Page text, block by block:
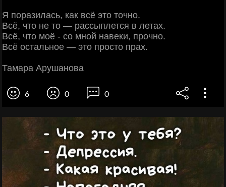
Я поразилась, как всё это точно.
Всё, что не то — рассыплется в летах.
Всё, что моё - со мной навеки, прочно.
Всё остальное — это просто прах.
Тамара Арушанова
6 0 0